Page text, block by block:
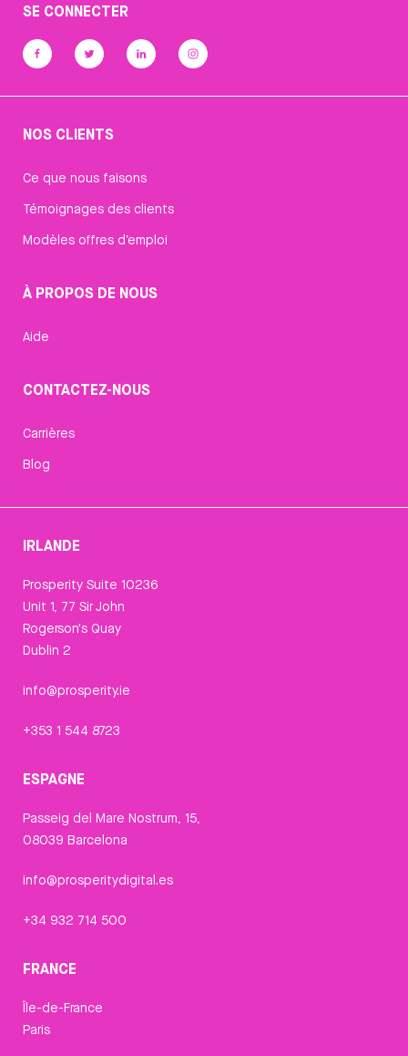
SE CONNECTER
NOS CLIENTS
Ce que nous faisons
Témoignages des clients
Modèles offres d’emploi
À PROPOS DE NOUS
Aide
CONTACTEZ-NOUS
Carrières
Blog
IRLANDE
Prosperity Suite 10236
Unit 1, 77 Sir John
Rogerson's Quay
Dublin 2
info@prosperity.ie
+353 1 544 8723
ESPAGNE
Passeig del Mare Nostrum, 15,
08039 Barcelona
info@prosperitydigital.es
+34 932 714 500
FRANCE
Île-de-France
Paris